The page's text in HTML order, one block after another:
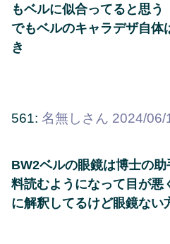
もベルに似合ってると思う
でもベルのキャラデザ自体
き
561: 名無しさん 2024/06/
BW2ベルの眼鏡は博士の
料読むようになって目が悪
に解釈してるけど眼鏡ない